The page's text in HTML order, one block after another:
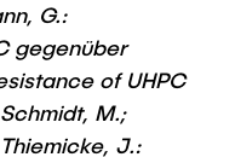
G.:
gegenüber
of UHPC
M.;
J.: